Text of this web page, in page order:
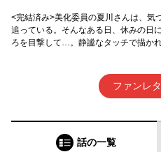
<完結済み>美化委員の夏川さんは、気
追っている。そんなある日、休みの日
ろを目撃して…。静謐なタッチで描か
ファンレ
話の一覧